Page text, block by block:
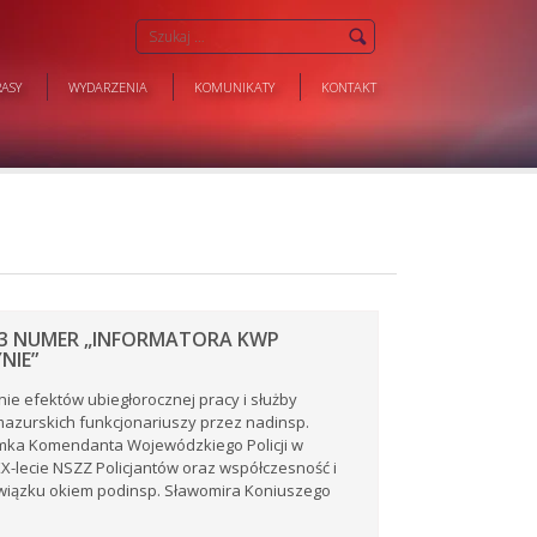
WYDARZENIA KOMUNIKATY KONTAKT
NUMER „INFORMATORA KWP
efektów ubiegłorocznej pracy i służby
funkcjonariuszy przez nadinsp.
Komendanta Wojewódzkiego Policji w
lecie NSZZ Policjantów oraz współczesność i
okiem podinsp. Sławomira Koniuszego